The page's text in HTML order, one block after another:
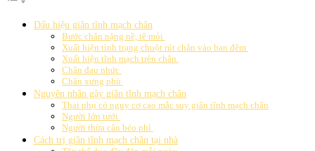
Dấu hiệu giãn tĩnh mạch chân
Bước chân nặng nề, tê mỏi
Xuất hiện tình trạng chuột rút chân vào ban đêm
Xuất hiện tĩnh mạch trên chân
Chân đau nhức
Chân xưng phù
Nguyên nhân gây giãn tĩnh mạch chân
Thai phụ có nguy cơ cao mắc suy giãn tĩnh mạch chân
Người lớn tưới
Người thừa cân béo phì
Cách trị giãn tĩnh mạch chân tại nhà